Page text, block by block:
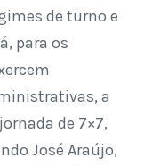
de turno e
para os
a
de 7×7,
José Araújo,